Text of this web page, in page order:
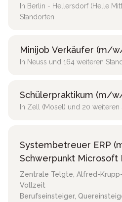
In Berlin - Hellersdorf (Helle
Standorten
Minijob Verkäufer (m/
In Neuss und 164 weiteren
Schülerpraktikum (m/
In Zell (Mosel) und 20 weiteren
Systembetreuer ERP
Schwerpunkt Microsoft
Zentrale Telgte, Alfred-
Vollzeit
Berufseinsteiger,